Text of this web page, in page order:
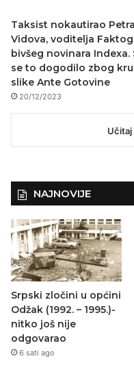
Taksist nokautirao Petra
Vidova, voditelja
bivšeg novinara Indexa.
se to dogodilo zbog
slike Ante Gotovine
20/12/2023
Učitaj
NAJNOVIJE
Srpski zločini u općini
Odžak (1992. – 1995.)-
nitko još nije
odgovarao
6 sati ago